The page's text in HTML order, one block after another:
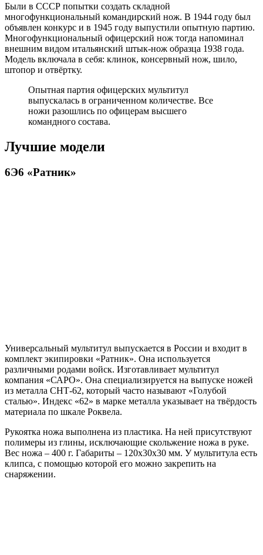
Были в СССР попытки создать складной
многофункциональный командирский нож. В 1944 году был
объявлен конкурс и в 1945 году выпустили опытную партию.
Многофункциональный офицерский нож тогда напоминал
внешним видом итальянский штык-нож образца 1938 года.
Модель включала в себя: клинок, консервный нож, шило,
штопор и отвёртку.
Опытная партия офицерских мультитул
выпускалась в ограниченном количестве. Все
ножи разошлись по офицерам высшего
командного состава.
Лучшие модели
6Э6 «Ратник»
Универсальный мультитул выпускается в России и входит в
комплект экипировки «Ратник». Она используется
различными родами войск. Изготавливает мультитул
компания «САРО». Она специализируется на выпуске ножей
из металла СНТ-62, который часто называют «Голубой
сталью». Индекс «62» в марке металла указывает на твёрдость
материала по шкале Роквела.
Рукоятка ножа выполнена из пластика. На ней присутствуют
полимеры из глины, исключающие скольжение ножа в руке.
Вес ножа – 400 г. Габариты – 120х30х30 мм. У мультитула есть
клипса, с помощью которой его можно закрепить на
снаряжении.